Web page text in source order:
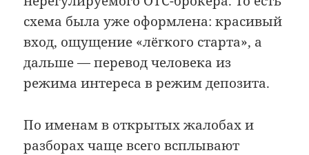
схема была уже оформлена: красивый
вход, ощущение «лёгкого старта», а
дальше — перевод человека из
режима интереса в режим депозита.
По именам в открытых жалобах и
разборах чаще всего всплывают